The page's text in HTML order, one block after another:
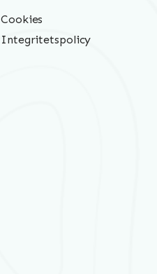
Cookies
Integritetspolicy